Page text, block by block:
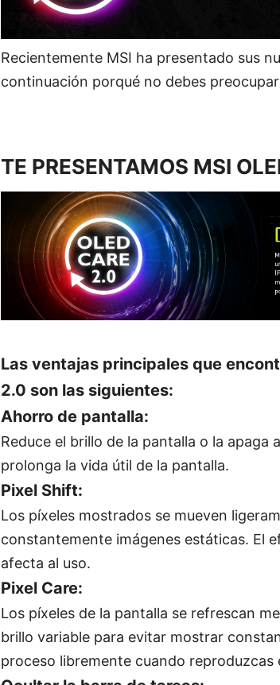
Recientemente MSI ha presentado sus
continuación porqué no debes
TE PRESENTAMOS MSI
Las ventajas principales que
2.0 son las siguientes:
Ahorro de pantalla:
Reduce el brillo de la pantalla o la
prolonga la vida útil de la pantalla.
Pixel Shift:
Los píxeles mostrados se mueven
constantemente imágenes estáticas. El
afecta al uso.
Pixel Care:
Los píxeles de la pantalla se refrescan
brillo variable para evitar mostrar
proceso libremente cuando reproduzcas